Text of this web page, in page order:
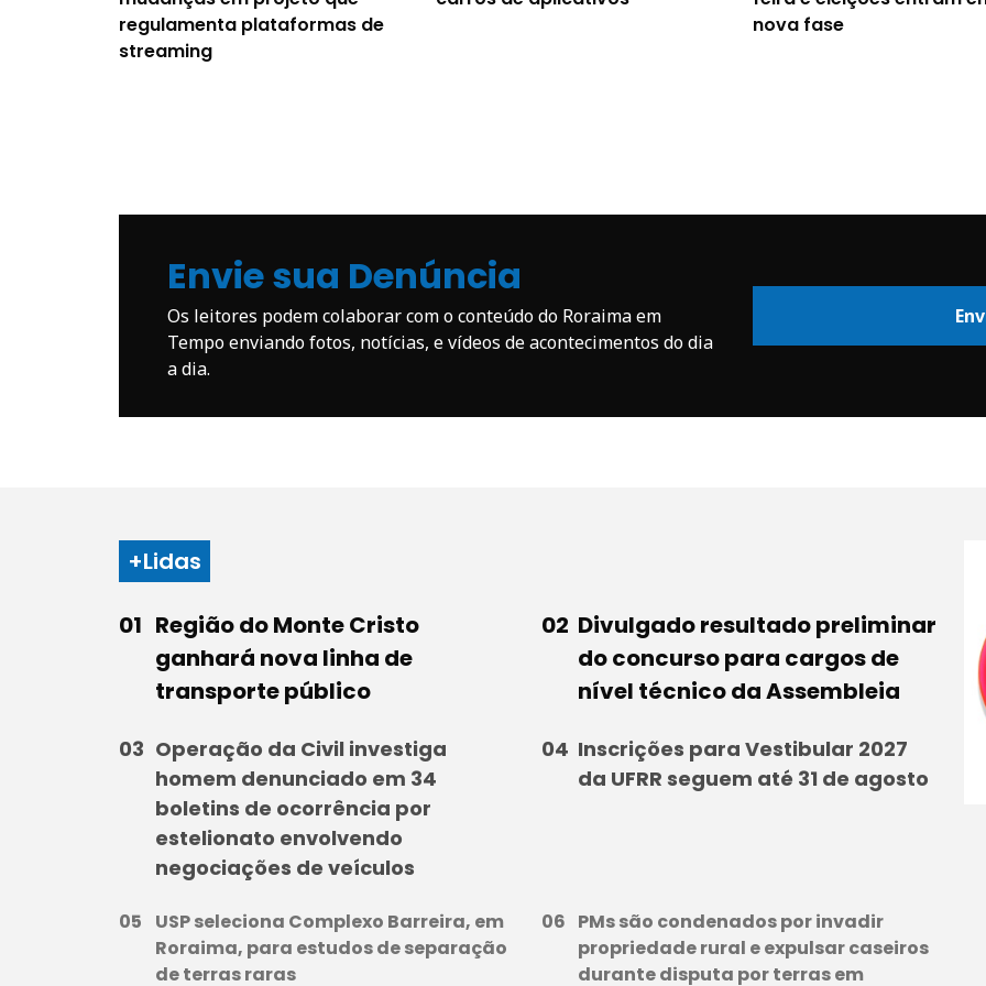
regulamenta plataformas de
streaming
nova fase
Envie sua Denúncia
Os leitores podem colaborar com o conteúdo do Roraima em
Tempo enviando fotos, notícias, e vídeos de acontecimentos do dia
a dia.
+Lidas
Região do Monte Cristo
ganhará nova linha de
transporte público
Divulgado resultado preliminar
do concurso para cargos de
nível técnico da Assembleia
Operação da Civil investiga
homem denunciado em 34
boletins de ocorrência por
estelionato envolvendo
negociações de veículos
Inscrições para Vestibular 2027
da UFRR seguem até 31 de agosto
USP seleciona Complexo Barreira, em
Roraima, para estudos de separação
de terras raras
PMs são condenados por invadir
propriedade rural e expulsar caseiros
durante disputa por terras em